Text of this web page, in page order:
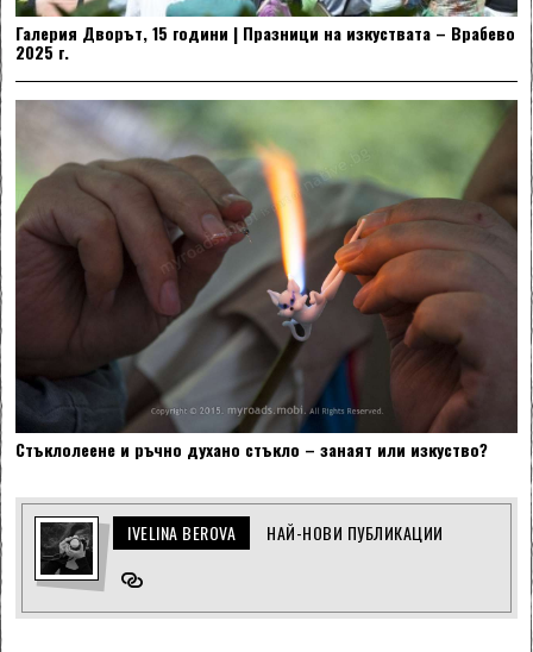
Галерия Дворът, 15 години | Празници на изкуствата – Врабево
2025 г.
Стъклолеене и ръчно духано стъкло – занаят или изкуство?
IVELINA BEROVA НАЙ-НОВИ ПУБЛИКАЦИИ